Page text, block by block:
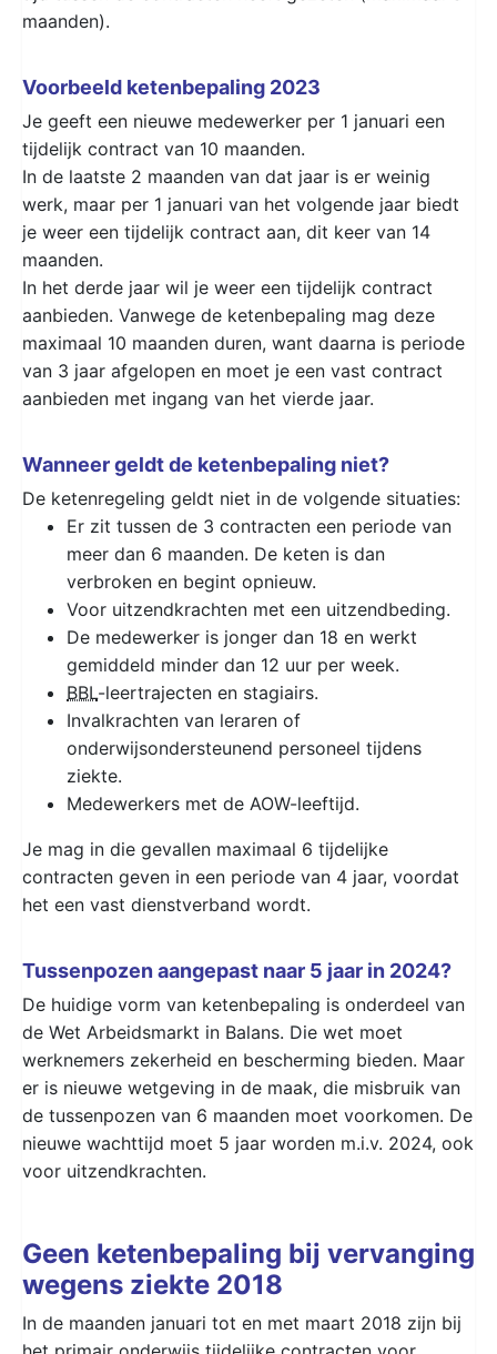
maanden).
Voorbeeld ketenbepaling 2023
Je geeft een nieuwe medewerker per 1 januari een
tijdelijk contract van 10 maanden.
In de laatste 2 maanden van dat jaar is er weinig
werk, maar per 1 januari van het volgende jaar biedt
je weer een tijdelijk contract aan, dit keer van 14
maanden.
In het derde jaar wil je weer een tijdelijk contract
aanbieden. Vanwege de ketenbepaling mag deze
maximaal 10 maanden duren, want daarna is periode
van 3 jaar afgelopen en moet je een vast contract
aanbieden met ingang van het vierde jaar.
Wanneer geldt de ketenbepaling niet?
De ketenregeling geldt niet in de volgende situaties:
Er zit tussen de 3 contracten een periode van
meer dan 6 maanden. De keten is dan
verbroken en begint opnieuw.
Voor uitzendkrachten met een uitzendbeding.
De medewerker is jonger dan 18 en werkt
gemiddeld minder dan 12 uur per week.
BBL-leertrajecten en stagiairs.
Invalkrachten van leraren of
onderwijsondersteunend personeel tijdens
ziekte.
Medewerkers met de AOW-leeftijd.
Je mag in die gevallen maximaal 6 tijdelijke
contracten geven in een periode van 4 jaar, voordat
het een vast dienstverband wordt.
Tussenpozen aangepast naar 5 jaar in 2024?
De huidige vorm van ketenbepaling is onderdeel van
de Wet Arbeidsmarkt in Balans. Die wet moet
werknemers zekerheid en bescherming bieden. Maar
er is nieuwe wetgeving in de maak, die misbruik van
de tussenpozen van 6 maanden moet voorkomen. De
nieuwe wachttijd moet 5 jaar worden m.i.v. 2024, ook
voor uitzendkrachten.
Geen ketenbepaling bij vervanging
wegens ziekte 2018
In de maanden januari tot en met maart 2018 zijn bij